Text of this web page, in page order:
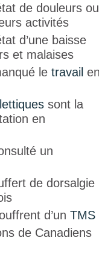
de douleurs ou
activités
d’une baisse
et malaises
le travail
sont la
en
un
de dorsalgie
d’un TMS
de Canadiens